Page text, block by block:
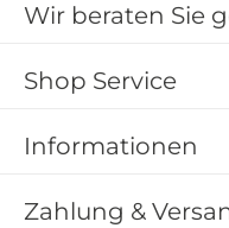
Wir beraten Sie
Shop Service
Informationen
Zahlung &